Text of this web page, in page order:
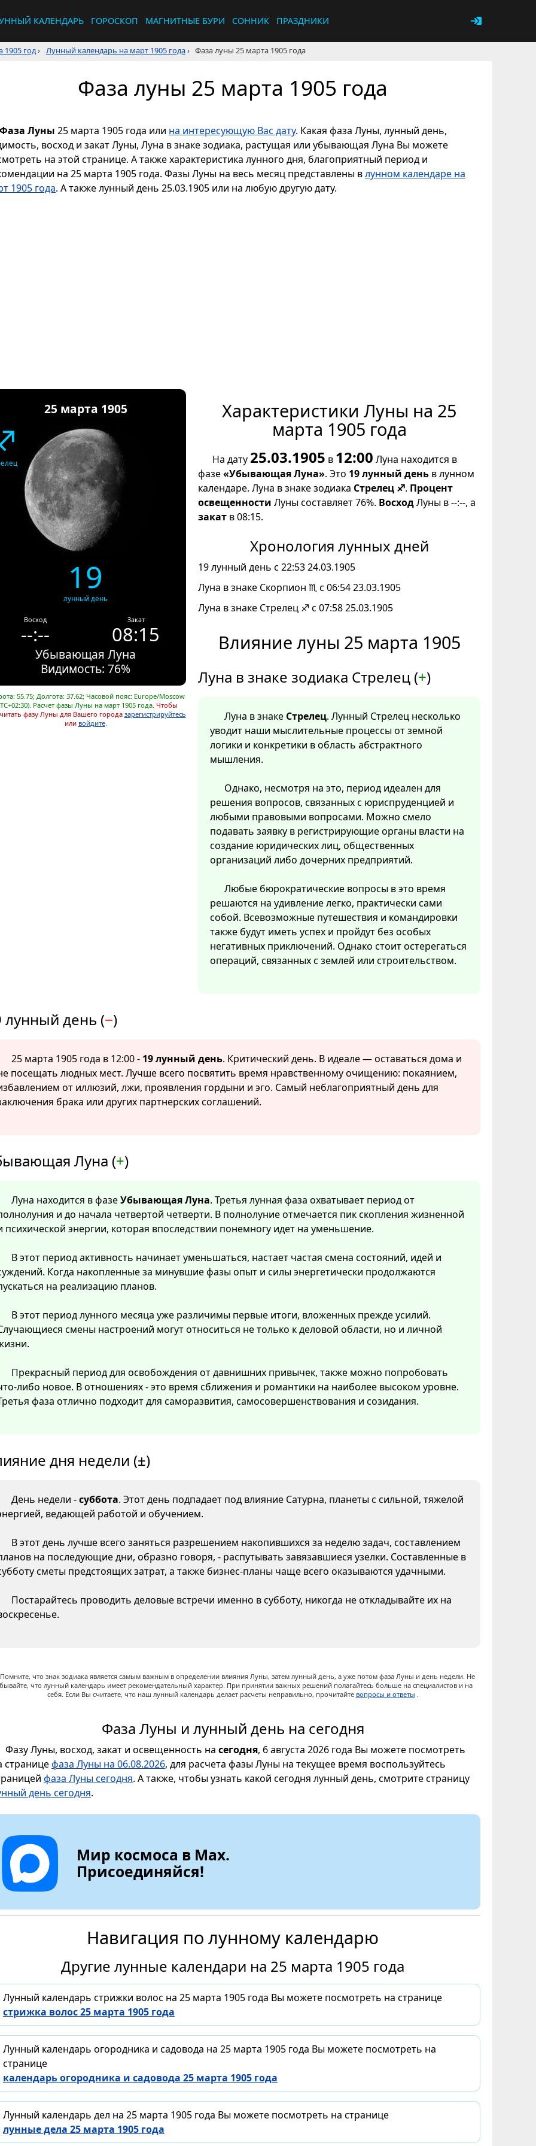
КАЛЕНДАРЬ ГОРОСКОП МАГНИТНЫЕ БУРИ СОННИК ПРАЗДНИКИ
1905 год› Лунный календарь на март 1905 года› Фаза луны 25 марта 1905 года
Фаза луны 25 марта 1905 года
Фаза Луны 25 марта 1905 года или на интересующую Вас дату. Какая фаза Луны, лунный день,
восход и закат Луны, Луна в знаке зодиака, растущая или убывающая Луна Вы можете
на этой странице. А также характеристика лунного дня, благоприятный период и
на 25 марта 1905 года. Фазы Луны на весь месяц представлены влунном календаре на
1905 года. А также лунный день 25.03.1905 или на любую другую дату.
25 марта 1905
19
лунный день
Восход
--:--
Закат
08:15
Убывающая Луна
Видимость: 76%
55.75; Долгота: 37.62; Часовой пояс: Europe/Moscow
Расчет фазы Луны на март 1905 года. Чтобы
фазу Луны для Вашего города зарегистрируйтесь
или войдите.
Характеристики Луны на 25
марта 1905 года
На дату 25.03.1905 в 12:00 Луна находится в
фазе«Убывающая Луна». Это 19 лунный день в лунном
календаре. Луна в знаке зодиака Стрелец ♐. Процент
освещенности Луны составляет 76%. ВосходЛуны в --:--, а
закат в 08:15.
Хронология лунных дней
19 лунный день с 22:53 24.03.1905
Луна в знаке Скорпион ♏ с 06:54 23.03.1905
Луна в знаке Стрелец ♐ с 07:58 25.03.1905
Влияние луны 25 марта 1905
Луна в знаке зодиака Стрелец (+)
Луна в знаке Стрелец. Лунный Стрелец несколько
уводит наши мыслительные процессы от земной
логики и конкретики в область абстрактного
мышления.
Однако, несмотря на это, период идеален для
решения вопросов, связанных с юриспруденцией и
любыми правовыми вопросами. Можно смело
подавать заявку в регистрирующие органы власти на
создание юридических лиц, общественных
организаций либо дочерних предприятий.
Любые бюрократические вопросы в это время
решаются на удивление легко, практически сами
собой. Всевозможные путешествия и командировки
также будут иметь успех и пройдут без особых
негативных приключений. Однако стоит остерегаться
операций, связанных с землей или строительством.
лунный день (−)
25 марта 1905 года в 12:00 - 19 лунный день. Критический день. В идеале — оставаться дома и
посещать людных мест. Лучше всего посвятить время нравственному очищению: покаянием,
от иллюзий, лжи, проявления гордыни и эго. Самый неблагоприятный день для
брака или других партнерских соглашений.
Луна (+)
Луна находится в фазеУбывающая Луна. Третья лунная фаза охватывает период от
и до начала четвертой четверти. В полнолуние отмечается пик скопления жизненной
психической энергии, которая впоследствии понемногу идет на уменьшение.
В этот период активность начинает уменьшаться, настает частая смена состояний, идей и
Когда накопленные за минувшие фазы опыт и силы энергетически продолжаются
на реализацию планов.
В этот период лунного месяца уже различимы первые итоги, вложенных прежде усилий.
смены настроений могут относиться не только к деловой области, но и личной
Прекрасный период для освобождения от давнишних привычек, также можно попробовать
либо новое. В отношениях - это время сближения и романтики на наиболее высоком уровне.
фаза отлично подходит для саморазвития, самосовершенствования и созидания.
дня недели (±)
День недели -суббота. Этот день подпадает под влияние Сатурна, планеты с сильной, тяжелой
ведающей работой и обучением.
В этот день лучше всего заняться разрешением накопившихся за неделю задач, составлением
на последующие дни, образно говоря, - распутывать завязавшиеся узелки. Составленные в
сметы предстоящих затрат, а также бизнес-планы чаще всего оказываются удачными.
Постарайтесь проводить деловые встречи именно в субботу, никогда не откладывайте их на
Помните, что знак зодиака является самым важным в определении влияния Луны, затем лунный день, а уже потом фаза Луны и день недели. Не
что лунный календарь имеет рекомендательный характер. При принятии важных решений полагайтесь больше на специалистов и на
себя. Если Вы считаете, что наш лунный календарь делает расчеты неправильно, прочитайте вопросы и ответы .
Фаза Луны и лунный день на сегодня
Фазу Луны, восход, закат и освещенность на сегодня, 6 августа 2026 года Вы можете посмотреть
страницефаза Луны на 06.08.2026, для расчета фазы Луны на текущее время воспользуйтесь
фаза Луны сегодня. А также, чтобы узнать какой сегодня лунный день, смотрите страницу
день сегодня.
Мир космоса в Max.
Присоединяйся!
Навигация по лунному календарю
Другие лунные календари на 25 марта 1905 года
Лунный календарь стрижки волос на 25 марта 1905 года Вы можете посмотреть на странице
стрижка волос 25 марта 1905 года
Лунный календарь огородника и садовода на 25 марта 1905 года Вы можете посмотреть на
странице
календарь огородника и садовода 25 марта 1905 года
Лунный календарь дел на 25 марта 1905 года Вы можете посмотреть на странице
лунные дела 25 марта 1905 года